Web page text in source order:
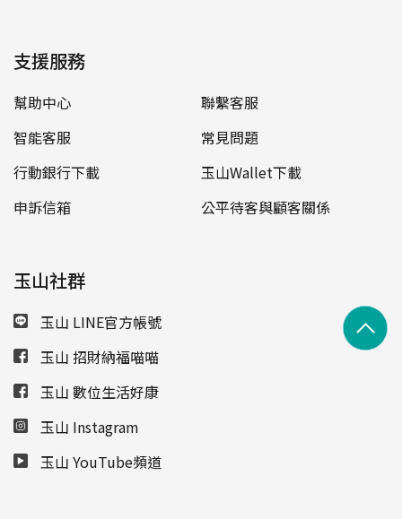
支援服務
幫助中心
聯繫客服
智能客服
常見問題
行動銀行下載
玉山Wallet下載
申訴信箱
公平待客與顧客關係
玉山社群
玉山 LINE官方帳號
玉山 招財納福喵喵
玉山 數位生活好康
玉山 Instagram
玉山 YouTube頻道